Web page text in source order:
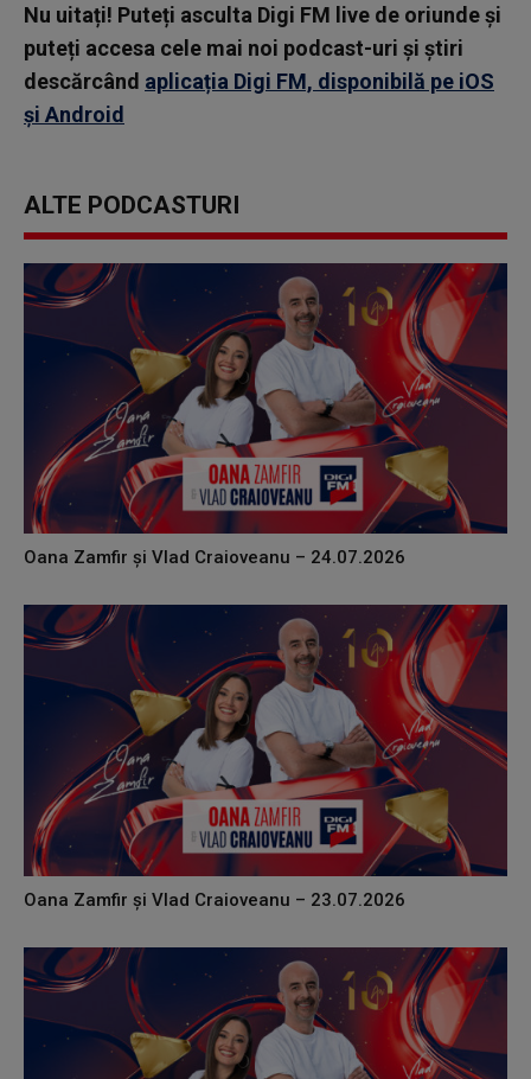
Nu uitați! Puteți asculta Digi FM live de oriunde și
puteți accesa cele mai noi podcast-uri și știri
descărcând aplicația Digi FM, disponibilă pe iOS
și Android
ALTE PODCASTURI
Oana Zamfir și Vlad Craioveanu – 24.07.2026
Oana Zamfir și Vlad Craioveanu – 23.07.2026